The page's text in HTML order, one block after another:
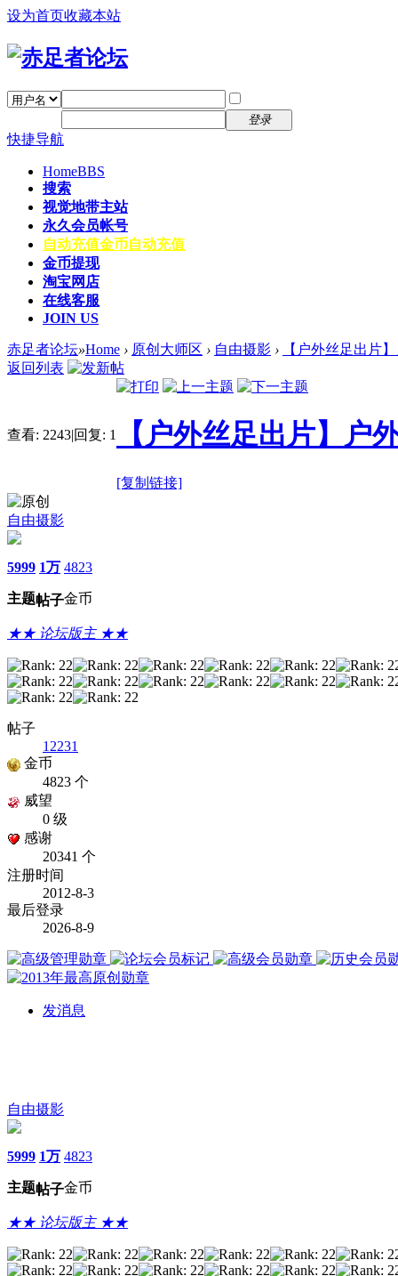
设为首页收藏本站
登录
快捷导航
HomeBBS
搜索
视觉地带主站
永久会员帐号
自动充值金币自动充值
金币提现
淘宝网店
在线客服
JOIN US
赤足者论坛»Home › 原创大师区 › 自由摄影 ›
【户外丝足出片
返回列表
查看: 2243|回复: 1 【户外丝足出片】户
[复制链接]
自由摄影
5999
主题
1万
帖子
4823
金币
★★ 论坛版主 ★★
帖子
12231
金币
4823 个
威望
0 级
感谢
20341 个
注册时间
2012-8-3
最后登录
2026-8-9
发消息
自由摄影
5999
主题
1万
帖子
4823
金币
★★ 论坛版主 ★★